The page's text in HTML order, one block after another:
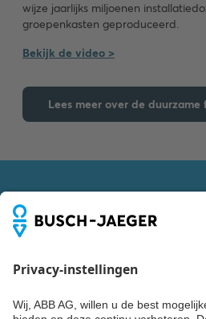
wijze jaarlijks miljoenen
groepenkasten geproduceerd.
Bekijk de video >
Lees meer over de duurzame
Blijf up-to-date